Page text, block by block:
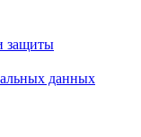
защиты
данных